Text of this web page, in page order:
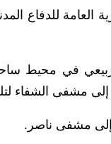
للدفاع
مشفى الشفاء
إلى مشفى ناصر.